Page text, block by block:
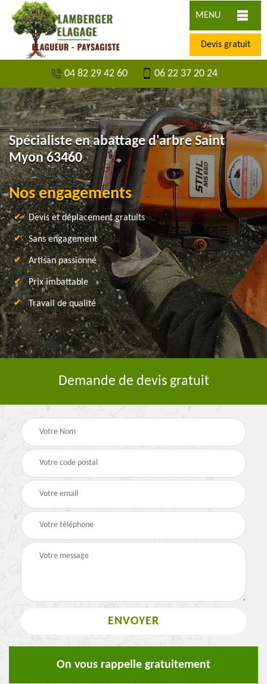
MENU
Devis gratuit
04 82 29 42 60 06 22 37 20 24
Spécialiste en abattage d'arbre Saint
Myon 63460
Nos engagements
Devis et déplacement gratuits
Sans engagement
Artisan passionné
Prix imbattable
Travail de qualité
Demande de devis gratuit
On vous rappelle gratuitement